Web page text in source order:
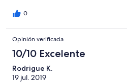
0
Opinión verificada
10/10 Excelente
Rodrigue K.
19 jul. 2019